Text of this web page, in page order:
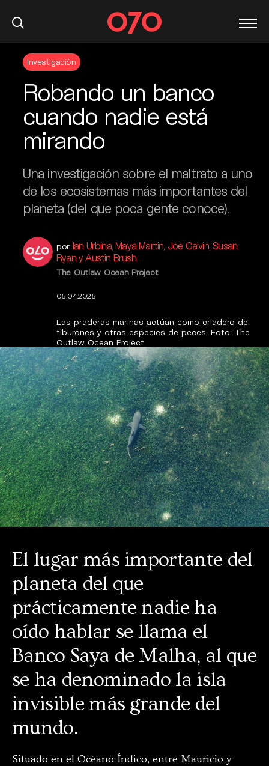
Investigación
Robando un banco
cuando nadie está
mirando
Una investigación sobre el maltrato a uno
de los ecosistemas más importantes del
planeta (del que poca gente conoce).
por Ian Urbina, Maya Martin, Joe Galvin, Susan
Ryan y Austin Brush
The Outlaw Ocean Project
05.04.2025
Las praderas marinas actúan como criadero de
tiburones y otras especies de peces. Foto: The
Outlaw Ocean Project
El lugar más importante del
planeta del que
prácticamente nadie ha
oído hablar se llama el
Banco Saya de Malha, al que
se ha denominado la isla
invisible más grande del
mundo.
Situado en el Océano Índico, entre Mauricio y